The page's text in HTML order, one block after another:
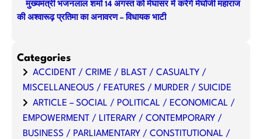
मुख्यमंत्री भजनलाल शर्मा 14 अगस्त को मेघासर में करेंगे मेघोजी महाराज
की अश्वारूढ़ प्रतिमा का अनावरण – विधायक भाटी
Categories
ACCIDENT / CRIME / BLAST / CASUALTY /
MISCELLANEOUS / FEATURES / MURDER / SUICIDE
ARTICLE – SOCIAL / POLITICAL / ECONOMICAL /
EMPOWERMENT / LITERARY / CONTEMPORARY /
BUSINESS / PARLIAMENTARY / CONSTITUTIONAL /